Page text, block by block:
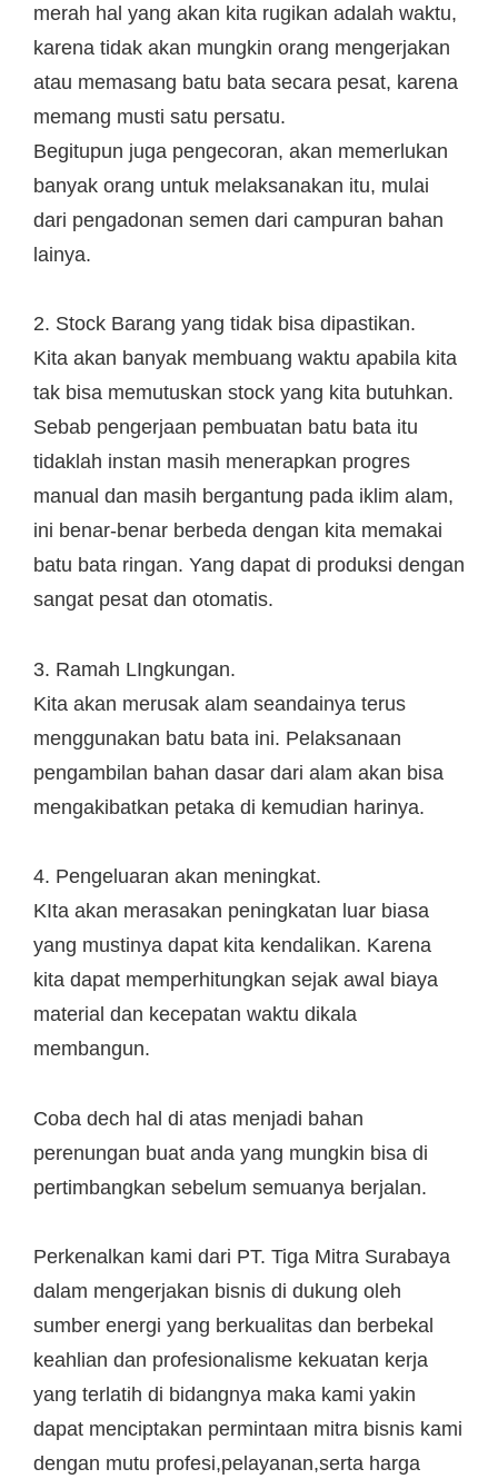
merah hal yang akan kita rugikan adalah waktu,
karena tidak akan mungkin orang mengerjakan
atau memasang batu bata secara pesat, karena
memang musti satu persatu.
Begitupun juga pengecoran, akan memerlukan
banyak orang untuk melaksanakan itu, mulai
dari pengadonan semen dari campuran bahan
lainya.
2. Stock Barang yang tidak bisa dipastikan.
Kita akan banyak membuang waktu apabila kita
tak bisa memutuskan stock yang kita butuhkan.
Sebab pengerjaan pembuatan batu bata itu
tidaklah instan masih menerapkan progres
manual dan masih bergantung pada iklim alam,
ini benar-benar berbeda dengan kita memakai
batu bata ringan. Yang dapat di produksi dengan
sangat pesat dan otomatis.
3. Ramah LIngkungan.
Kita akan merusak alam seandainya terus
menggunakan batu bata ini. Pelaksanaan
pengambilan bahan dasar dari alam akan bisa
mengakibatkan petaka di kemudian harinya.
4. Pengeluaran akan meningkat.
KIta akan merasakan peningkatan luar biasa
yang mustinya dapat kita kendalikan. Karena
kita dapat memperhitungkan sejak awal biaya
material dan kecepatan waktu dikala
membangun.
Coba dech hal di atas menjadi bahan
perenungan buat anda yang mungkin bisa di
pertimbangkan sebelum semuanya berjalan.
Perkenalkan kami dari PT. Tiga Mitra Surabaya
dalam mengerjakan bisnis di dukung oleh
sumber energi yang berkualitas dan berbekal
keahlian dan profesionalisme kekuatan kerja
yang terlatih di bidangnya maka kami yakin
dapat menciptakan permintaan mitra bisnis kami
dengan mutu profesi,pelayanan,serta harga